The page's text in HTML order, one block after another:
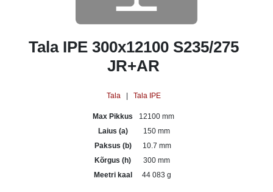
Tala IPE 300x12100 S235/275
JR+AR
Tala| Tala IPE
Max Pikkus
12100 mm
Laius (a)
150 mm
Paksus (b)
10.7 mm
Kõrgus (h)
300 mm
Meetri kaal
44 083 g